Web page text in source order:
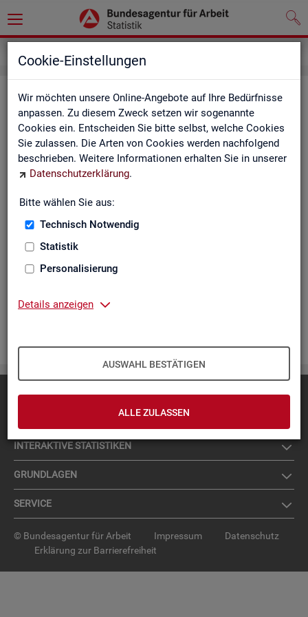
Cookie-Einstellungen
Wir möchten unsere Online-Angebote auf Ihre Bedürfnisse
anpassen. Zu diesem Zweck setzen wir sogenannte
Cookies ein. Entscheiden Sie bitte selbst, welche Cookies
Sie zulassen. Die Arten von Cookies werden nachfolgend
beschrieben. Weitere Informationen erhalten Sie in unserer
Datenschutzerklärung.
Bitte wählen Sie aus:
Technisch Notwendig
Statistik
Personalisierung
Details anzeigen
AUSWAHL BESTÄTIGEN
ALLE ZULASSEN
News­let­ter Sta­tis­tik und Ar­beits­
markt­be­richt­erstat­tung der BA
Mit dem mo­nat­li­chen News­let­ter in­for­mie­ren wir Sie über
ver­schie­de­ne The­men und ak­tu­el­le Ent­wick­lun­gen.
ak­tu­el­le Be­rich­te, wie z. B. den Mo­nats­be­richt und den BA-
neue Ver­öf­fent­li­chun­gen,
Son­der­be­rich­te,
an­de­re Neu­ig­kei­ten aus der Sta­tis­tik.
Die­ser Ser­vice ist selbst­ver­ständ­lich kos­ten­los.
IN­TER­AK­TI­VE STA­TIS­TI­KEN
GRUND­LA­GEN
SER­VICE
© Bundesagentur für Arbeit Impressum
Datenschutz
Erklärung zur Barrierefreiheit